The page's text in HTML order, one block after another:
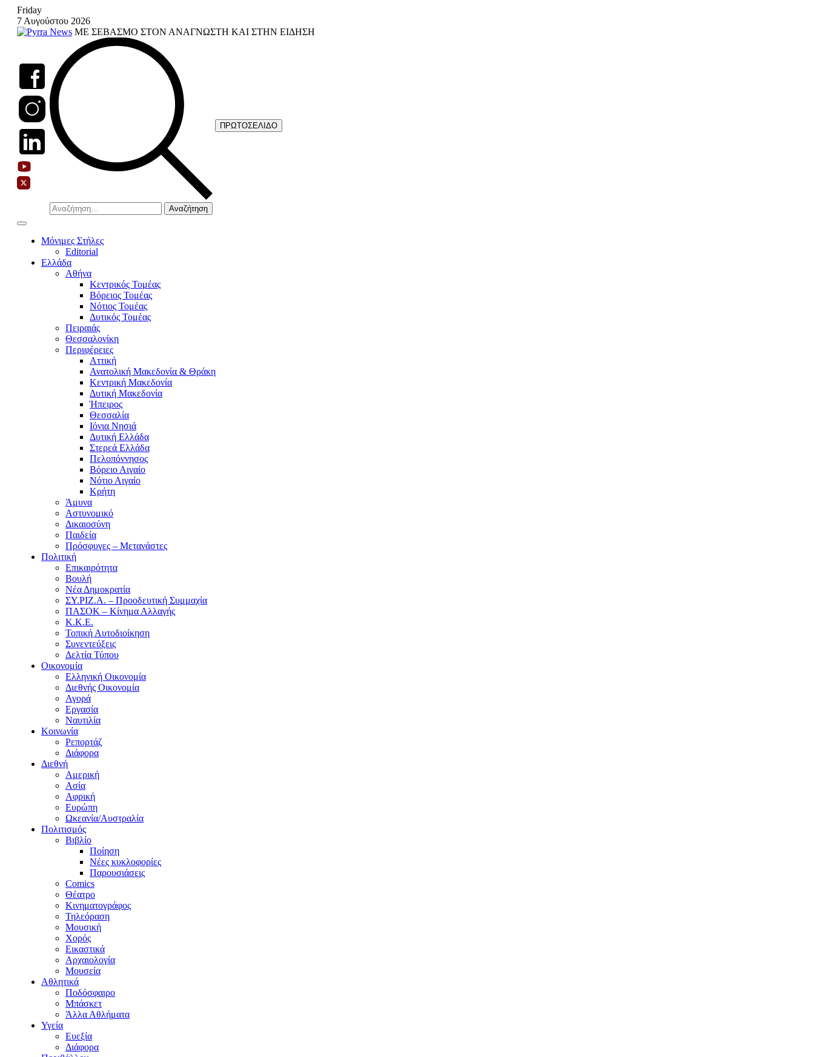
Skip
content
Friday
7 Αυγούστου 2026
ΜΕ ΣΕΒΑΣΜΟ ΣΤΟΝ ΑΝΑΓΝΩΣΤΗ ΚΑΙ ΣΤΗΝ ΕΙΔΗΣΗ
Αναζήτηση
για:
ΠΡΩΤΟΣΕΛΙΔΟ
Μόνιμες Στήλες
Editorial
Ελλάδα
Αθήνα
Κεντρικός Τομέας
Βόρειος Τομέας
Νότιος Τομέας
Δυτικός Τομέας
Πειραιάς
Θεσσαλονίκη
Περιφέρειες
Αττική
Ανατολική Μακεδονία & Θράκη
Κεντρική Μακεδονία
Δυτική Μακεδονία
Ήπειρος
Θεσσαλία
Ιόνια Νησιά
Δυτική Ελλάδα
Στερεά Ελλάδα
Πελοπόννησος
Βόρειο Αιγαίο
Νότιο Αιγαίο
Κρήτη
Άμυνα
Αστυνομικό
Δικαιοσύνη
Παιδεία
Πρόσφυγες – Μετανάστες
Πολιτική
Επικαιρότητα
Βουλή
Νέα Δημοκρατία
ΣΥ.ΡΙΖ.Α. – Προοδευτική Συμμαχία
ΠΑΣΟΚ – Κίνημα Αλλαγής
Κ.Κ.Ε.
Τοπική Αυτοδιοίκηση
Συνεντεύξεις
Δελτία Τύπου
Οικονομία
Ελληνική Οικονομία
Διεθνής Οικονομία
Αγορά
Εργασία
Ναυτιλία
Κοινωνία
Ρεπορτάζ
Διάφορα
Διεθνή
Αμερική
Ασία
Αφρική
Ευρώπη
Ωκεανία/Αυστραλία
Πολιτισμός
Βιβλίο
Ποίηση
Νέες κυκλοφορίες
Παρουσιάσεις
Comics
Θέατρο
Κινηματογράφος
Τηλεόραση
Μουσική
Χορός
Εικαστικά
Αρχαιολογία
Μουσεία
Αθλητικά
Ποδόσφαιρο
Μπάσκετ
Άλλα Αθλήματα
Υγεία
Ευεξία
Διάφορα